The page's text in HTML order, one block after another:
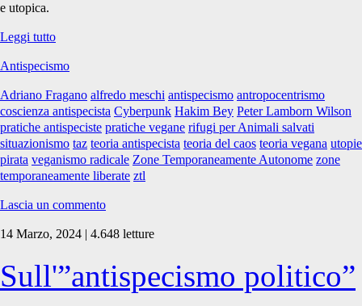
e utopica.
Leggi tuttoZ.T.L.
Zone
Liberate
Antispecismo
Adriano Fragano alfredo meschi antispecismo antropocentrismo
coscienza antispecista Cyberpunk Hakim Bey Peter Lamborn Wilson
pratiche antispeciste pratiche vegane rifugi per Animali salvati
situazionismo taz teoria antispecista teoria del caos teoria vegana utopie
pirata veganismo radicale Zone Temporaneamente Autonome zone
temporaneamente liberate ztl
Lascia un commento
14 Marzo, 2024 | 4.648 letture
Sull'”antispecismo politico”